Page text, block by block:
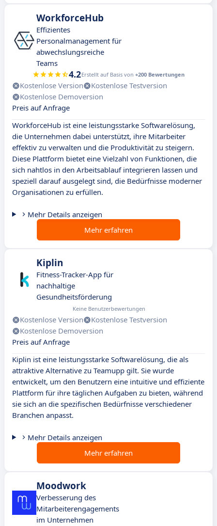
WorkforceHub
Effizientes
Personalmanagement für
abwechslungsreiche
Teams
4.2Erstellt auf Basis von +200 Bewertungen
Kostenlose Version
Kostenlose Testversion
Kostenlose Demoversion
Preis auf Anfrage
WorkforceHub ist eine leistungsstarke Softwarelösung,
die Unternehmen dabei unterstützt, ihre Mitarbeiter
effektiv zu verwalten und die Produktivität zu steigern.
Diese Plattform bietet eine Vielzahl von Funktionen, die
sich nahtlos in den Arbeitsablauf integrieren lassen und
speziell darauf ausgelegt sind, die Bedürfnisse moderner
Organisationen zu erfüllen.
Mehr Details anzeigen
Mehr erfahren
Kiplin
Fitness-Tracker-App für
nachhaltige
Gesundheitsförderung
Keine Benutzerbewertungen
Kostenlose Version
Kostenlose Testversion
Kostenlose Demoversion
Preis auf Anfrage
Kiplin ist eine leistungsstarke Softwarelösung, die als
attraktive Alternative zu Teamupp gilt. Sie wurde
entwickelt, um den Benutzern eine intuitive und effiziente
Plattform für ihre täglichen Aufgaben zu bieten, während
sie sich an die spezifischen Bedürfnisse verschiedener
Branchen anpasst.
Mehr Details anzeigen
Mehr erfahren
Moodwork
Verbesserung des
Mitarbeiterengagements
im Unternehmen